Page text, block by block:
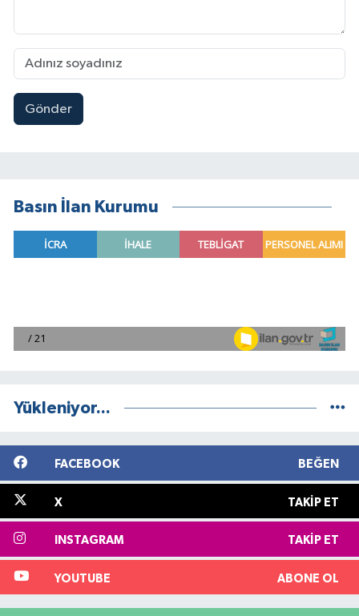
Gönder
Basın İlan Kurumu
Yükleniyor...
FACEBOOK BEĞEN
X TAKIP ET
INSTAGRAM TAKIP ET
YOUTUBE ABONE OL